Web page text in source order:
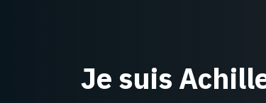
Je suis